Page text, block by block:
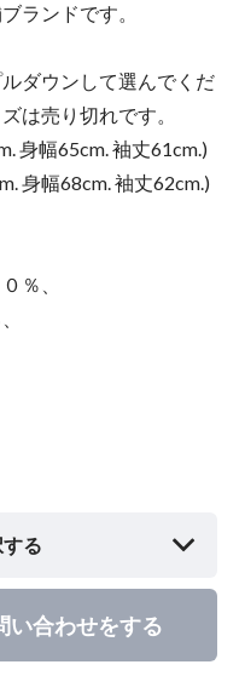
ランドです。
ダウンして選んでくだ
は売り切れです。
身幅65cm. 袖丈61cm.)
身幅68cm. 袖丈62cm.)
％、
る
い合わせをする